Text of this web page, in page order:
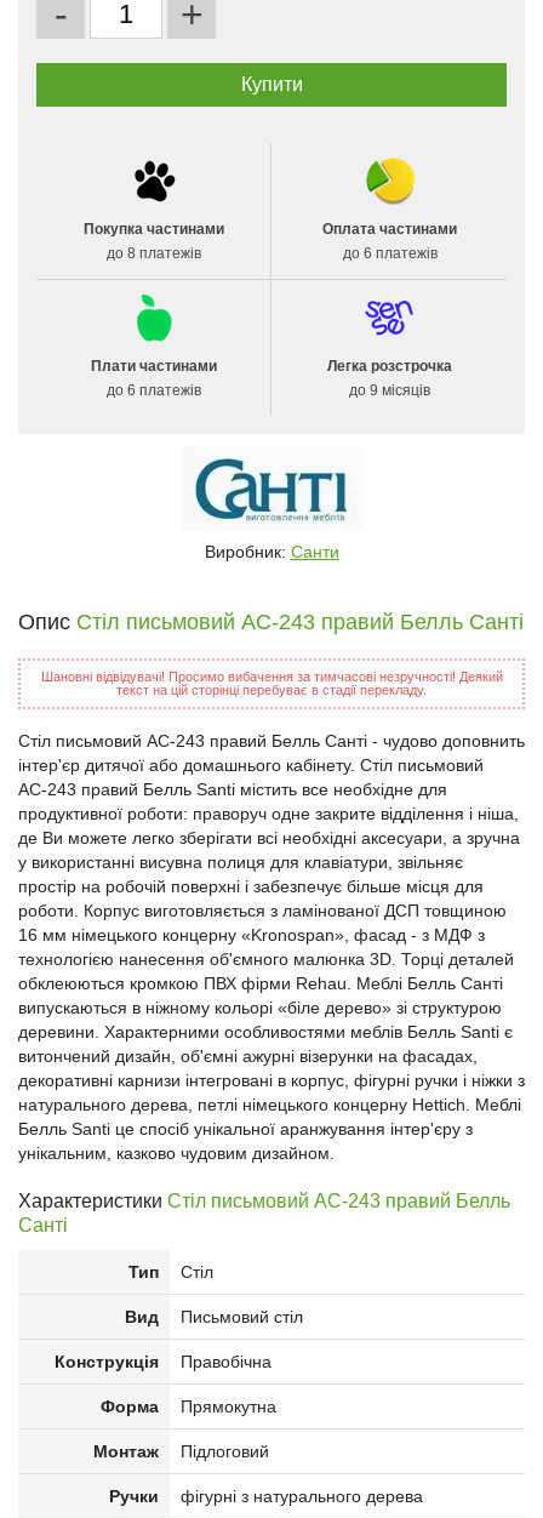
- +
Покупка частинами
до 8 платежів
Оплата частинами
до 6 платежів
Плати частинами
до 6 платежів
Легка розстрочка
до 9 місяців
Виробник: Санти
Опис Стіл письмовий АС-243 правий Белль Санті
Шановні відвідувачі! Просимо вибачення за тимчасові незручності! Деякий
текст на цій сторінці перебуває в стадії перекладу.
Стіл письмовий АС-243 правий Белль Санті - чудово доповнить
інтер'єр дитячої або домашнього кабінету. Стіл письмовий
АС-243 правий Белль Santi містить все необхідне для
продуктивної роботи: праворуч одне закрите відділення і ніша,
де Ви можете легко зберігати всі необхідні аксесуари, а зручна
у використанні висувна полиця для клавіатури, звільняє
простір на робочій поверхні і забезпечує більше місця для
роботи. Корпус виготовляється з ламінованої ДСП товщиною
16 мм німецького концерну «Kronospan», фасад - з МДФ з
технологією нанесення об'ємного малюнка 3D. Торці деталей
обклеюються кромкою ПВХ фірми Rehau. Меблі Белль Санті
випускаються в ніжному кольорі «біле дерево» зі структурою
деревини. Характерними особливостями меблів Белль Santi є
витончений дизайн, об'ємні ажурні візерунки на фасадах,
декоративні карнизи інтегровані в корпус, фігурні ручки і ніжки з
натурального дерева, петлі німецького концерну Hettich. Меблі
Белль Santi це спосіб унікальної аранжування інтер'єру з
унікальним, казково чудовим дизайном.
Характеристики Стіл письмовий АС-243 правий Белль
Санті
Тип Стіл
Вид Письмовий стіл
Конструкція Правобічна
Форма Прямокутна
Монтаж Підлоговий
Ручки фігурні з натурального дерева